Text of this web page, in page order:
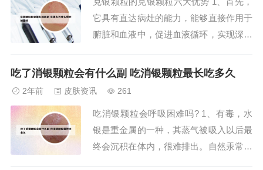
马酸铁等。胃不好最好不要喝茶叶水。茶
叶中的茶多酚具...
它具有直达病灶的能力，能够直接作用于
腑脏和血液中，促进血液循环，实现深层
肤抵抗力和免疫力，它能恢复紊乱的表皮
次，克银颗粒起效快速，易于被身体吸
收。2、另外，...
吃了消银颗粒会有什么副 吃消银颗粒最长吃多久
2年前 皮肤资讯 261
吃消银颗粒会呼吸困难吗? 1、有毒，水
银是重金属的一种，其蒸气被吸入以后最
终会沉积在体内，很难排出。自然汞常温